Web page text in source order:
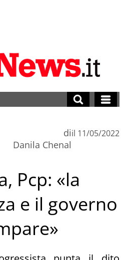
di
Danila Chenal
il 11/05/2022
Pcp: «la
e il governo